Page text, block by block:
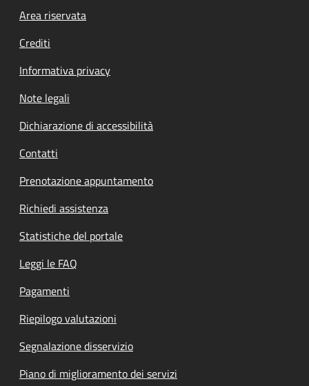
Footer menu
Area riservata
Crediti
Informativa privacy
Note legali
Dichiarazione di accessibilità
Contatti
Prenotazione appuntamento
Richiedi assistenza
Statistiche del portale
Leggi le FAQ
Pagamenti
Riepilogo valutazioni
Segnalazione disservizio
Piano di miglioramento dei servizi